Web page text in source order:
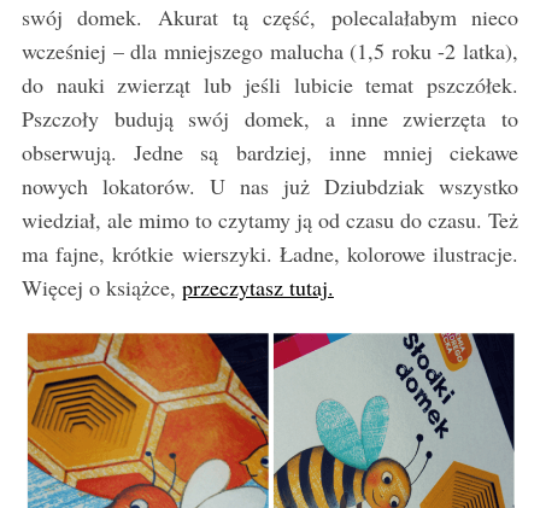
swój domek. Akurat tą część, polecalałabym nieco
wcześniej – dla mniejszego malucha (1,5 roku -2 latka),
do nauki zwierząt lub jeśli lubicie temat pszczółek.
Pszczoły budują swój domek, a inne zwierzęta to
obserwują. Jedne są bardziej, inne mniej ciekawe
nowych lokatorów. U nas już Dziubdziak wszystko
wiedział, ale mimo to czytamy ją od czasu do czasu. Też
ma fajne, krótkie wierszyki. Ładne, kolorowe ilustracje.
Więcej o książce, przeczytasz tutaj.